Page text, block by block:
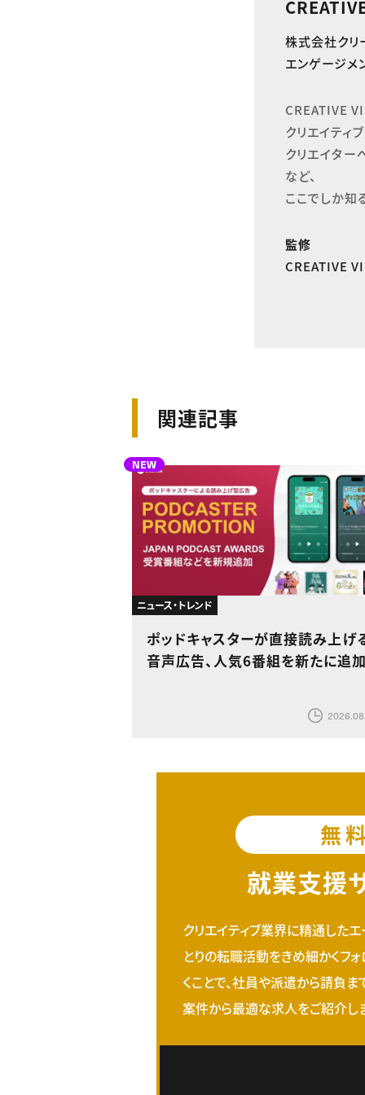
株式会社クリ
エンゲージメ
CREATIVE
クリエイティ
クリエイター
など、
ここでしか知
監修
CREATIVE
関連記事
NEW
ニュース・トレンド
ポッドキャスターが直接読み上げ
音声広告、人気6番組を新たに追
無
就業支援
クリエイティブ業界に精通した
とりの転職活動をきめ細かくフ
くことで、社員や派遣から請負
案件から最適な求人をご紹介し